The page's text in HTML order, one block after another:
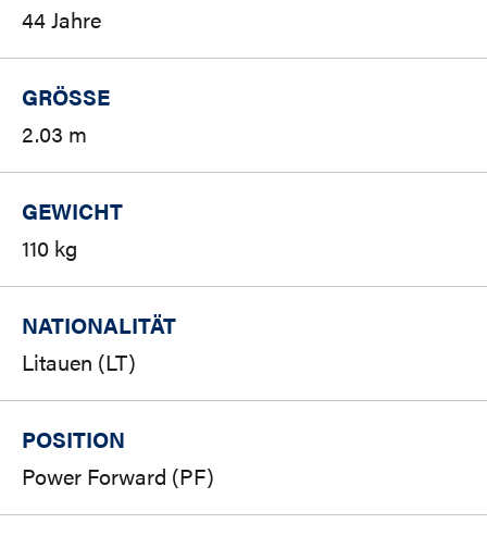
44 Jahre
GRÖSSE
2.03 m
GEWICHT
110 kg
NATIONALITÄT
Litauen (LT)
POSITION
Power Forward (PF)